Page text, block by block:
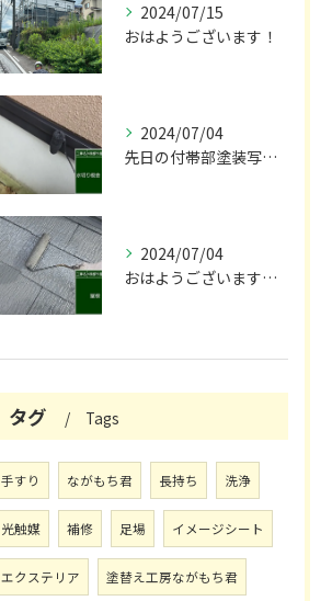
2024/07/15
おはようございます！
2024/07/04
先日の付帯部塗装写真です！😌
2024/07/04
おはようございます🌞！
タグ Tags
手すり ながもち君 長持ち 洗浄
光触媒 補修 足場 イメージシート
エクステリア 塗替え工房ながもち君